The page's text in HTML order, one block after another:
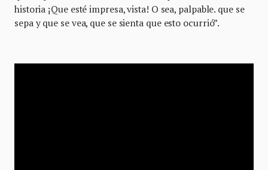
historia ¡Que esté impresa, vista! O sea, palpable. que se
sepa y que se vea, que se sienta que esto ocurrió”.